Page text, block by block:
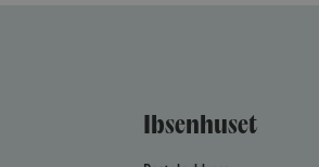
Ibsenhuset